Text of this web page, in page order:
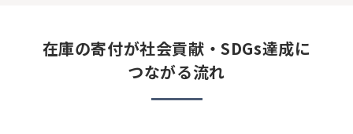
在庫の寄付が社会貢献・SDGs達成に
つながる流れ